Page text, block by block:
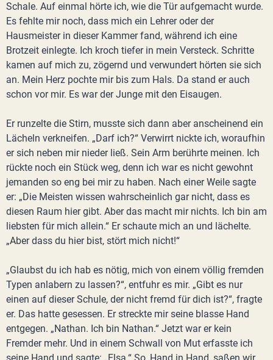
Schale. Auf einmal hörte ich, wie die Tür aufgemacht wurde.
Es fehlte mir noch, dass mich ein Lehrer oder der
Hausmeister in dieser Kammer fand, während ich eine
Brotzeit einlegte. Ich kroch tiefer in mein Versteck. Schritte
kamen auf mich zu, zögernd und verwundert hörten sie sich
an. Mein Herz pochte mir bis zum Hals. Da stand er auch
schon vor mir. Es war der Junge mit den Eisaugen.
Er runzelte die Stirn, musste sich dann aber anscheinend ein
Lächeln verkneifen. „Darf ich?“ Verwirrt nickte ich, woraufhin
er sich neben mir nieder ließ. Sein Arm berührte meinen. Ich
rückte noch ein Stück weg, denn ich war es nicht gewohnt
jemanden so eng bei mir zu haben. Nach einer Weile sagte
er: „Die Meisten wissen wahrscheinlich gar nicht, dass es
diesen Raum hier gibt. Aber das macht mir nichts. Ich bin am
liebsten für mich allein.“ Er schaute mich an und lächelte.
„Aber dass du hier bist, stört mich nicht!“
„Glaubst du ich hab es nötig, mich von einem völlig fremden
Typen anlabern zu lassen?“, entfuhr es mir. „Gibt es nur
einen auf dieser Schule, der nicht fremd für dich ist?“, fragte
er. Das hatte gesessen. Er streckte mir seine blasse Hand
entgegen. „Nathan. Ich bin Nathan.“ Jetzt war er kein
Fremder mehr. Und in einem Schwall von Mut erfasste ich